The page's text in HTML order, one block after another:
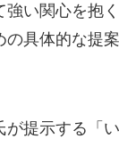
い関心を抱く
の具体的な提
が提示する「